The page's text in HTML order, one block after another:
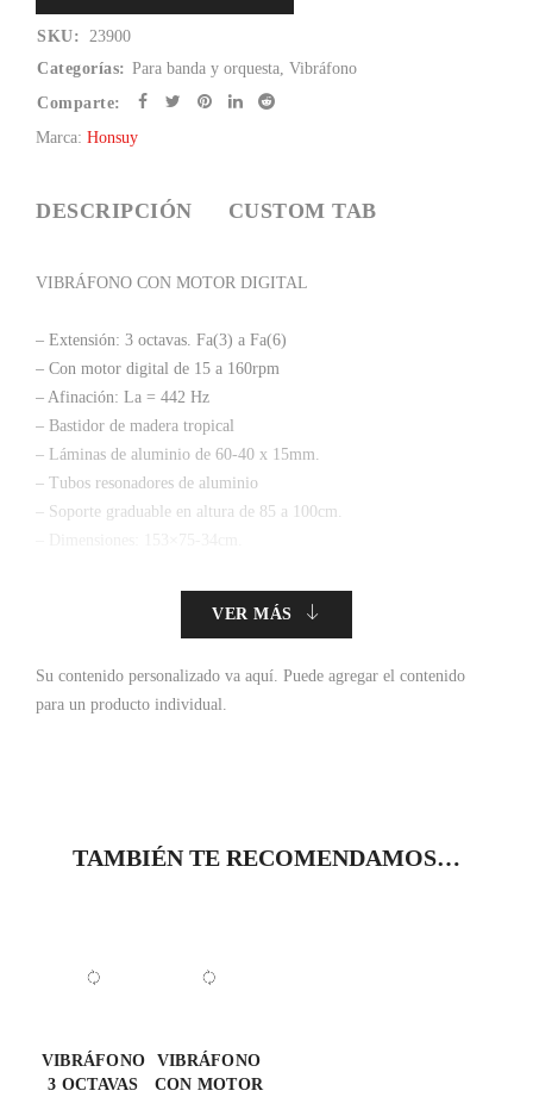
SKU:
23900
Categorías: Para banda y orquesta, Vibráfono
Comparte:
Marca: Honsuy
DESCRIPCIÓN CUSTOM TAB
VIBRÁFONO CON MOTOR DIGITAL
– Extensión: 3 octavas. Fa(3) a Fa(6)
– Con motor digital de 15 a 160rpm
– Afinación: La = 442 Hz
– Bastidor de madera tropical
– Láminas de aluminio de 60-40 x 15mm.
– Tubos resonadores de aluminio
– Soporte graduable en altura de 85 a 100cm.
VER MÁS
Su contenido personalizado va aquí. Puede agregar el contenido
para un producto individual.
TAMBIÉN TE RECOMENDAMOS…
VIBRÁFONO
3 OCTAVAS
VIBRÁFONO
CON MOTOR